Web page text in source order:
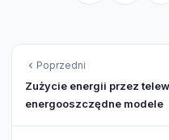
Poprzedni
Zużycie energii przez
energooszczędne modele